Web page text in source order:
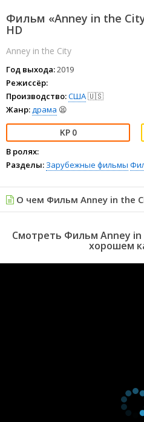
Фильм «Anney in the
HD
Anney in the City
Год выхода:2019
Режиссёр:
Производство:США🇺🇸
Жанр:драма 😫
0
В ролях:
Разделы: Зарубежные фильмы
О чем Фильм Anney in the
Смотреть Фильм Anney in
хорошем